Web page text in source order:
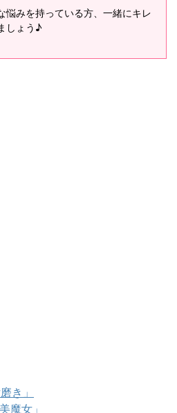
悩みを持っている方、一緒にキレ
しょう♪
き」
魔女」